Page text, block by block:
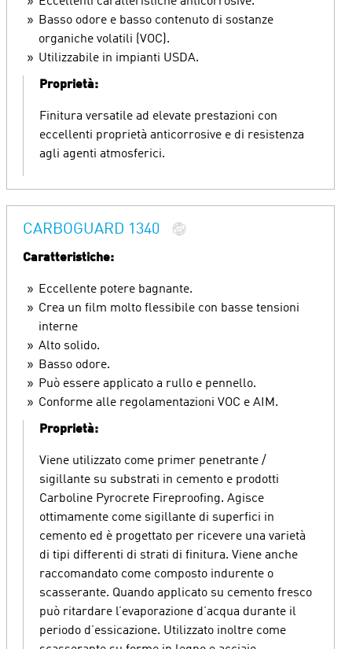
Basso odore e basso contenuto di sostanze
organiche volatili (VOC).
Utilizzabile in impianti USDA.
Proprietà:
Finitura versatile ad elevate prestazioni con
eccellenti proprietà anticorrosive e di resistenza
agli agenti atmosferici.
CARBOGUARD 1340
Caratteristiche:
Eccellente potere bagnante.
Crea un film molto flessibile con basse tensioni
interne
Alto solido.
Basso odore.
Può essere applicato a rullo e pennello.
Conforme alle regolamentazioni VOC e AIM.
Proprietà:
Viene utilizzato come primer penetrante /
sigillante su substrati in cemento e prodotti
Carboline Pyrocrete Fireproofing. Agisce
ottimamente come sigillante di superfici in
cemento ed è progettato per ricevere una varietà
di tipi differenti di strati di finitura. Viene anche
raccomandato come composto indurente o
scasserante. Quando applicato su cemento fresco
può ritardare l’evaporazione d’acqua durante il
periodo d’essicazione. Utilizzato inoltre come